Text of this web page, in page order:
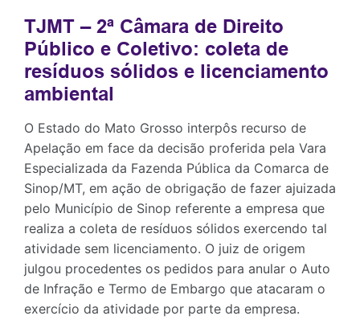
TJMT – 2ª Câmara de Direito
Público e Coletivo: coleta de
resíduos sólidos e licenciamento
ambiental
O Estado do Mato Grosso interpôs recurso de
Apelação em face da decisão proferida pela Vara
Especializada da Fazenda Pública da Comarca de
Sinop/MT, em ação de obrigação de fazer ajuizada
pelo Município de Sinop referente a empresa que
realiza a coleta de resíduos sólidos exercendo tal
atividade sem licenciamento. O juiz de origem
julgou procedentes os pedidos para anular o Auto
de Infração e Termo de Embargo que atacaram o
exercício da atividade por parte da empresa.